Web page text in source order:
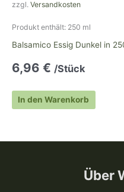
zzgl. Versandkosten
Produkt enthält: 250 ml
Balsamico Essig Dunkel in
6,96 € /Stück
In den Warenkorb
Über